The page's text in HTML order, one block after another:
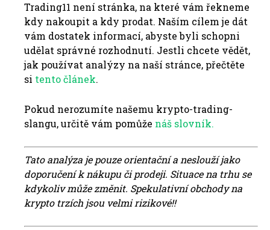
Trading11 není stránka, na které vám řekneme
kdy nakoupit a kdy prodat. Naším cílem je dát
vám dostatek informací, abyste byli schopni
udělat správné rozhodnutí. Jestli chcete vědět,
jak používat analýzy na naší stránce, přečtěte
si tento článek.
Pokud nerozumíte našemu krypto-trading-
slangu, určitě vám pomůže náš slovník.
Tato analýza je pouze orientační a neslouží jako
doporučení k nákupu či prodeji. Situace na trhu se
kdykoliv může změnit. Spekulativní obchody na
krypto trzích jsou velmi rizikové!!